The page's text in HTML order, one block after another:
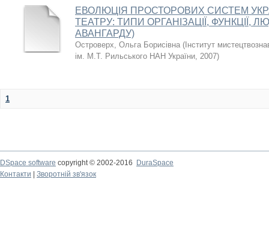
ЕВОЛЮЦІЯ ПРОСТОРОВИХ СИСТЕМ
ТЕАТРУ: ТИПИ ОРГАНІЗАЦІЇ, ФУНКЦІЇ,
АВАНГАРДУ)
Островерх, Ольга Борисівна ( Інститут
ім. М.Т. Рильського НАН України, 2007)
1
DSpace software copyright © 2002-2016
DuraSpace
Контакти
Зворотній зв'язок